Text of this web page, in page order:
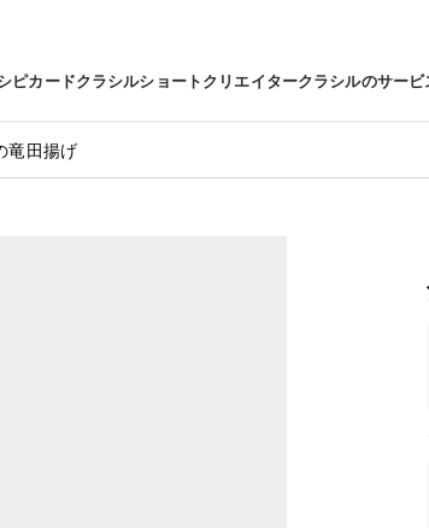
ピカードクラシルショートクリエイタークラシルのサービ
竜田揚げ